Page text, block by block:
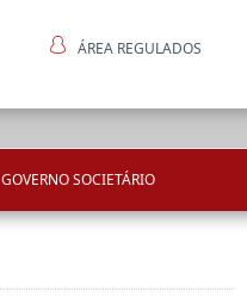
ÁREA REGULADOS
GOVERNO SOCIETÁRIO